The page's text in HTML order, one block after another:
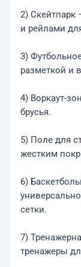
2) Скейтпарк
и рейлами
3)
разметкой и
4) Воркаут-
брусья.
5) Поле для
жестким
6)
сетки.
7)
тренажеры